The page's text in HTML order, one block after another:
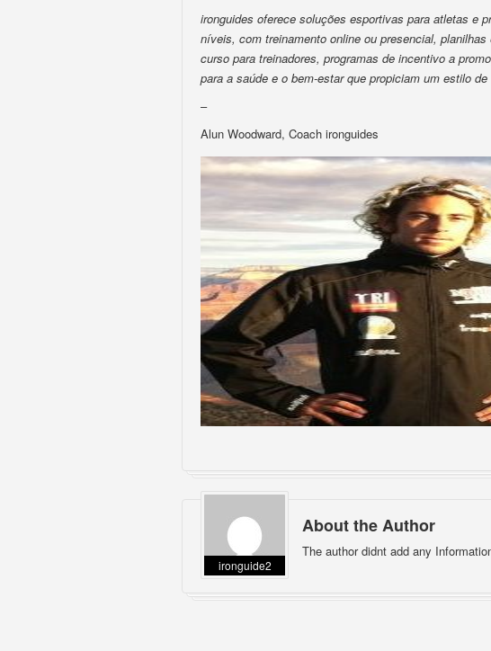
ironguides oferece soluções esportivas para atletas e
níveis, com treinamento online ou presencial,
curso para treinadores, programas de incentivo a
para a saúde e o bem-estar que propiciam um estilo
–
Alun Woodward, Coach ironguides
ironguide2
About the Author
The author didnt add any